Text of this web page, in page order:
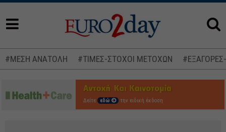
#ΜΕΣΗ ΑΝΑΤΟΛΗ #ΤΙΜΕΣ-ΣΤΟΧΟΙ ΜΕΤΟΧΩΝ
Δείτε εδώ την ειδική έκδοση